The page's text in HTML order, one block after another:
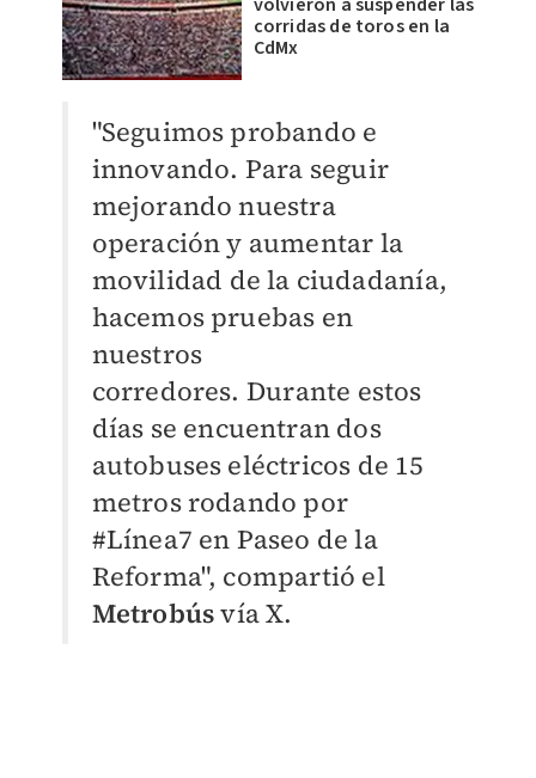
corridas de toros en la
CdMx
"Seguimos probando e
innovando. Para seguir
mejorando nuestra
operación y aumentar la
movilidad de la ciudadanía,
hacemos pruebas en
nuestros
corredores. Durante estos
días se encuentran dos
autobuses eléctricos de 15
metros rodando por
#Línea7 en Paseo de la
Reforma", compartió el
Metrobúsvía X.